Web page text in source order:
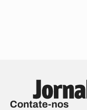
Contate-nos